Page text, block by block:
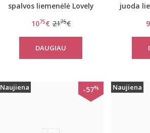
spalvos liemenėlė Lovely
1075€ 2175€
DAUGIAU
juoda
9
Naujiena -57% Naujiena